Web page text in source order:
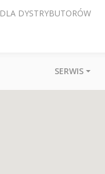
DLA DYSTRYBUTORÓW
SERWIS